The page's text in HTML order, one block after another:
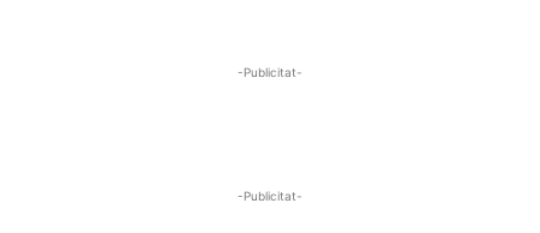
-Publicitat-
-Publicitat-